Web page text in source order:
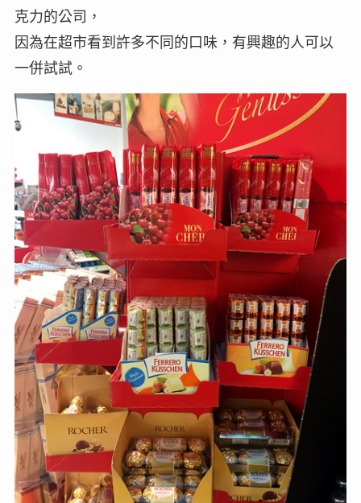
克力的公司，
因為在超市看到許多不同的口味，有興趣的人可以
一併試試。